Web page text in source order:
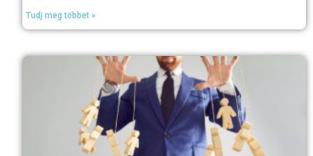
Tudj meg többet »